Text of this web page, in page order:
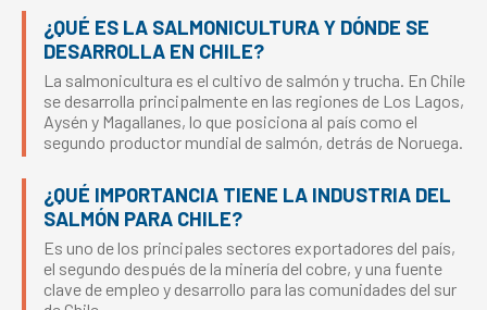
¿QUÉ ES LA SALMONICULTURA Y DÓNDE SE
DESARROLLA EN CHILE?
La salmonicultura es el cultivo de salmón y trucha. En Chile
se desarrolla principalmente en las regiones de Los Lagos,
Aysén y Magallanes, lo que posiciona al país como el
segundo productor mundial de salmón, detrás de Noruega.
¿QUÉ IMPORTANCIA TIENE LA INDUSTRIA DEL
SALMÓN PARA CHILE?
Es uno de los principales sectores exportadores del país,
el segundo después de la minería del cobre, y una fuente
clave de empleo y desarrollo para las comunidades del sur